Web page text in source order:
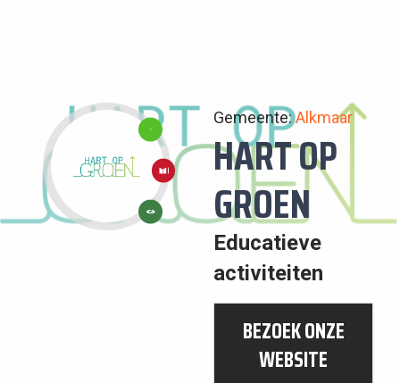
13:
KLIMAATACTIE
4:
KWALITEITS
ONDERWIJS
15:
LEVEN
HET
Gemeente: Alkmaar
HART OP
GROEN
Educatieve
activiteiten
BEZOEK ONZE
WEBSITE